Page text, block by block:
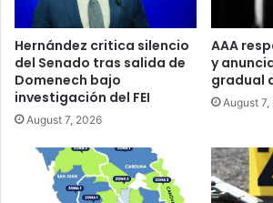
Hernández critica silencio
del Senado tras salida de
Domenech bajo
investigación del FEI
August 7, 2026
AAA
y
gradual
August 7,